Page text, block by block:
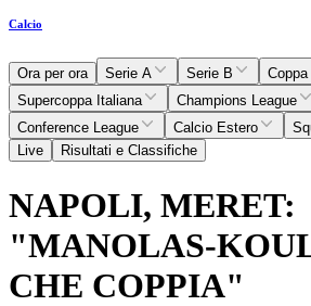
Calcio
Ora per ora Serie A Serie B
Supercoppa Italiana
Champions League
Conference League
Calcio Estero
Live
Risultati e Classifiche
NAPOLI, MERET:
"MANOLAS-
CHE COPPIA"